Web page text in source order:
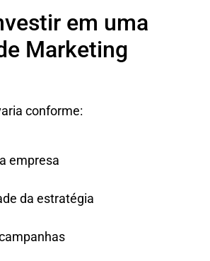
em uma
Marketing
conforme:
empresa
da estratégia